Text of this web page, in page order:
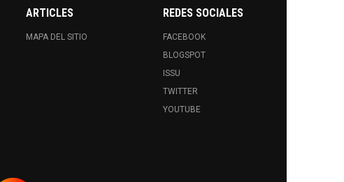
ARTICLES
MAPA DEL SITIO
REDES SOCIALES
FACEBOOK
BLOGSPOT
ISSU
TWITTER
YOUTUBE